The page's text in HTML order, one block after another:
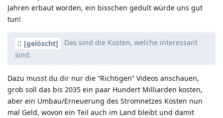
Jahren erbaut worden, ein bisschen gedult würde uns gut
tun!
[gelöscht]
Das sind die Kosten, welche interessant
sind.
Dazu musst du dir nur die “Richtigen” Videos anschauen,
grob soll das bis 2035 ein paar Hundert Milliarden kosten,
aber ein Umbau/Erneuerung des Stromnetzes Kosten nun
mal Geld, wovon ein Teil auch im Land bleibt und damit